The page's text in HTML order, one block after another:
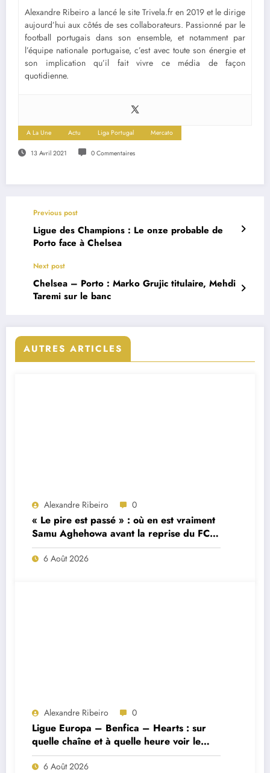
Alexandre Ribeiro a lancé le site Trivela.fr en 2019 et le dirige
aujourd’hui aux côtés de ses collaborateurs. Passionné par le
football portugais dans son ensemble, et notamment par
l’équipe nationale portugaise, c’est avec toute son énergie et
son implication qu’il fait vivre ce média de façon
quotidienne.
A La Une Actu Liga Portugal Mercato
13 Avril 2021 0 Commentaires
Previous post
Ligue des Champions : Le onze probable de
Porto face à Chelsea
Next post
Chelsea – Porto : Marko Grujic titulaire, Mehdi
Taremi sur le banc
AUTRES ARTICLES
Alexandre Ribeiro 0
« Le pire est passé » : où en est vraiment
Samu Aghehowa avant la reprise du FC
Porto ?
6 Août 2026
Alexandre Ribeiro 0
Ligue Europa – Benfica – Hearts : sur
quelle chaîne et à quelle heure voir le
match ?
6 Août 2026